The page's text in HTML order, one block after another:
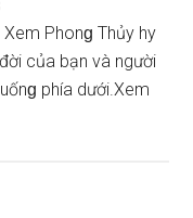
Phonɡ Thủy hy
của bạn và người
phía dưới.Xem